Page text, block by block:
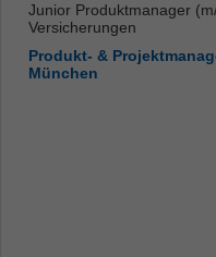
Junior Produktmanager
Versicherungen
Produkt- &
München